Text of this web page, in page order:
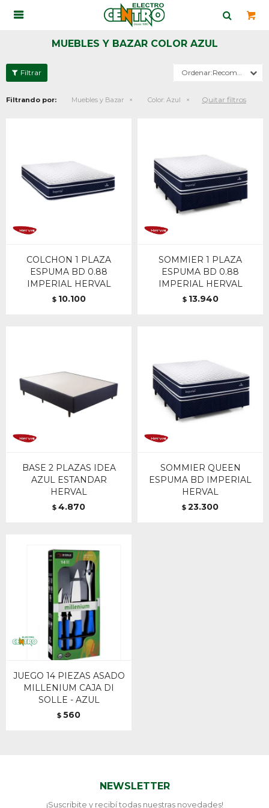

MUEBLES Y BAZAR COLOR AZUL
Recomendados
Filtrando por: Muebles y Bazar Color: Azul Quitar filtros
COLCHON 1 PLAZA
ESPUMA BD 0.88
IMPERIAL HERVAL
$ 10.100
SOMMIER 1 PLAZA
ESPUMA BD 0.88
IMPERIAL HERVAL
$ 13.940
BASE 2 PLAZAS IDEA
AZUL ESTANDAR
HERVAL
$ 4.870
SOMMIER QUEEN
ESPUMA BD IMPERIAL
HERVAL
$ 23.300
JUEGO 14 PIEZAS ASADO
MILLENIUM CAJA DI
SOLLE - AZUL
$ 560
NEWSLETTER
¡Suscribite y recibí todas nuestras novedades!